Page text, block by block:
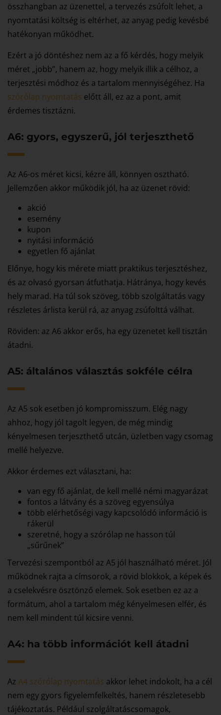
összhangban az üzenettel, a tervezés zsúfolt lehet, a
nyomtatási költség is eltérhet, az anyag pedig kevésbé
hatékonyan működhet.
Ezért a jó döntéshez nem az a fő kérdés, hogy melyik
méret „jobb”, hanem az, hogy melyik illik a célhoz, a
terjesztési módhoz és a tartalom mennyiségéhez. Ha
szórólap nyomtatás előtt áll, ez az a pont, amit
érdemes tisztázni.
A6: gyors, egyszerű, jól terjeszthető
Az A6-os méret kicsi, kézre áll, könnyen osztható.
Jellemzően akkor működik jól, ha az üzenet rövid:
akció
esemény
kupon
nyitási információ
egyetlen fő ajánlat
Előnye, hogy kis mérete miatt praktikus terjesztéshez,
és az olvasó gyorsan átfuthatja. Hátránya, hogy kevés
hely marad. Ha túl sok szöveg, több szolgáltatás vagy
részletes árlista kerül rá, az anyag zsúfolttá válhat.
Röviden: az A6 akkor erős, ha egy üzenetet kell tisztán
átadni.
A5: általános választás sokféle célra
Az A5 sok esetben jó kompromisszum. Elég nagy
ahhoz, hogy jól tagolt legyen, de még mindig
kényelmesen terjeszthető utcán, üzletben vagy csomag
mellé helyezve.
Akkor érdemes ezt választani, ha:
van egy fő ajánlat, de kell mellé némi magyarázat
fontos a látvány és a szöveg egyensúlya
több elérhetőségi vagy kapcsolódó információ is
rákerül
szeretné, hogy a szórólap ne hasson túl
„sűrűnek”
Tervezési szempontból az A5 jól használható méret. Jól
működnek rajta a címsorok, a rövid blokkok, a képek és
a cselekvésre ösztönző elemek. Sok esetben ez az a
formátum, ahol a tartalom még kényelmesen elfér, és
nem kell mindent túl kicsire venni.
A4: ha több információt kell átadni
Az A4 szórólap nyomtatás akkor lehet indokolt, ha a cél
nem egy gyors figyelemfelkeltés, hanem részletesebb
tájékoztatás. Például szolgáltatáscsomagok,